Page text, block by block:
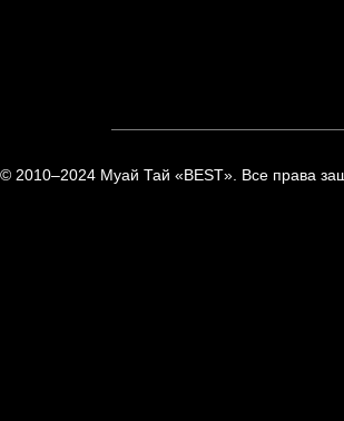
© 2010–2024 Муай Тай «BEST». Все права